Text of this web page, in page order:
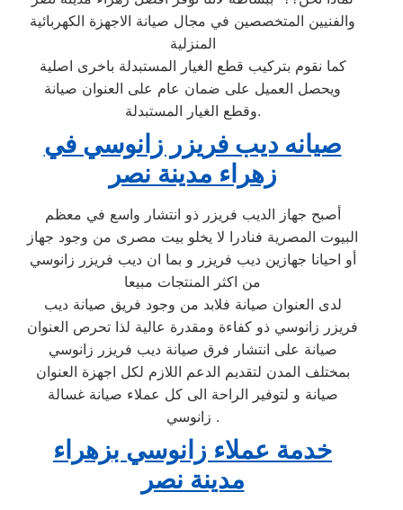
والفنيين المتخصصين في مجال صيانة الاجهزة الكهربائية
المنزلية
كما نقوم بتركيب قطع الغيار المستبدلة باخرى اصلية
ويحصل العميل على ضمان عام على العنوان صيانة
وقطع الغيار المستبدلة.
صيانه ديب فريزر زانوسي في
زهراء مدينة نصر
أصبح جهاز الديب فريزر ذو انتشار واسع في معظم
البيوت المصرية فنادرا لا يخلو بيت مصرى من وجود جهاز
أو احيانا جهازين ديب فريزر و بما ان ديب فريزر زانوسي
من اكثر المنتجات مبيعا
لدى العنوان صيانة فلابد من وجود فريق صيانة ديب
فريزر زانوسي ذو كفاءة ومقدرة عالية لذا تحرص العنوان
صيانة على انتشار فرق صيانة ديب فريزر زانوسي
بمختلف المدن لتقديم الدعم اللازم لكل اجهزة العنوان
صيانة و لتوفير الراحة الى كل عملاء صيانة غسالة
زانوسي .
خدمة عملاء زانوسي بزهراء
مدينة نصر